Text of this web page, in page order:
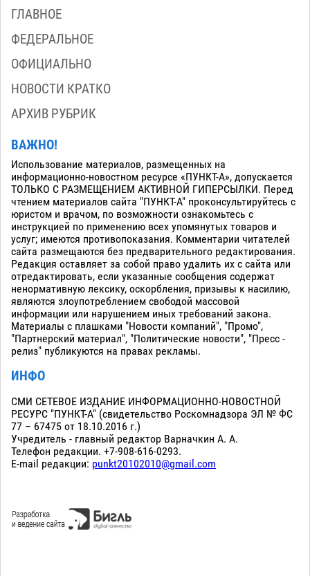
ГЛАВНОЕ
ФЕДЕРАЛЬНОЕ
ОФИЦИАЛЬНО
НОВОСТИ КРАТКО
АРХИВ РУБРИК
ВАЖНО!
Использование материалов, размещенных на
информационно-новостном ресурсе «ПУНКТ-А», допускается
ТОЛЬКО С РАЗМЕЩЕНИЕМ АКТИВНОЙ ГИПЕРСЫЛКИ. Перед
чтением материалов сайта "ПУНКТ-А" проконсультируйтесь с
юристом и врачом, по возможности ознакомьтесь с
инструкцией по применению всех упомянутых товаров и
услуг; имеются противопоказания. Комментарии читателей
сайта размещаются без предварительного редактирования.
Редакция оставляет за собой право удалить их с сайта или
отредактировать, если указанные сообщения содержат
ненормативную лексику, оскорбления, призывы к насилию,
являются злоупотреблением свободой массовой
информации или нарушением иных требований закона.
Материалы с плашками "Новости компаний", "Промо",
"Партнерский материал", "Политические новости", "Пресс -
релиз" публикуются на правах рекламы.
ИНФО
СМИ СЕТЕВОЕ ИЗДАНИЕ ИНФОРМАЦИОННО-НОВОСТНОЙ
РЕСУРС "ПУНКТ-А" (свидетельство Роскомнадзора ЭЛ № ФС
77 – 67475 от 18.10.2016 г.)
Учредитель - главный редактор Варначкин А. А.
Телефон редакции. +7-908-616-0293.
E-mail редакции: punkt20102010@gmail.com